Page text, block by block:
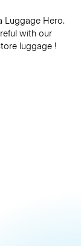
Luggage Hero.
with our
luggage !